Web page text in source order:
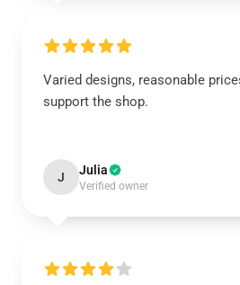
Varied designs, reasonable
support the shop.
J Julia
Verified owner